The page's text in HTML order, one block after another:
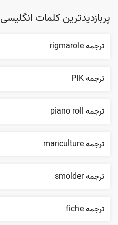
پربازدیدترین کلمات انگلیسی
ترجمه rigmarole
ترجمه PIK
ترجمه piano roll
ترجمه mariculture
ترجمه smolder
ترجمه fiche